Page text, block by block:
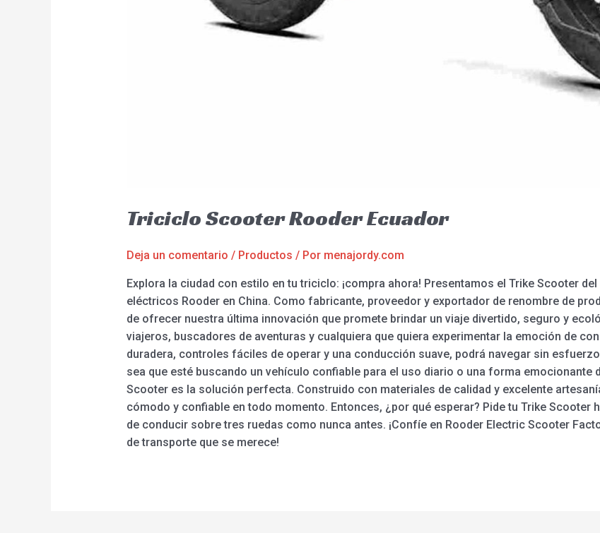
Triciclo Scooter Rooder Ecuador
Deja un comentario / Productos / Por menajordy.com
Explora la ciudad con estilo en tu triciclo: ¡compra ahora! Presentamos el Trike Scooter
eléctricos Rooder en China. Como fabricante, proveedor y exportador de renombre de
de ofrecer nuestra última innovación que promete brindar un viaje divertido, seguro y
viajeros, buscadores de aventuras y cualquiera que quiera experimentar la emoción de
duradera, controles fáciles de operar y una conducción suave, podrá navegar sin
sea que esté buscando un vehículo confiable para el uso diario o una forma emocionante
Scooter es la solución perfecta. Construido con materiales de calidad y excelente
cómodo y confiable en todo momento. Entonces, ¿por qué esperar? Pide tu Trike Scooter
de conducir sobre tres ruedas como nunca antes. ¡Confíe en Rooder Electric Scooter
de transporte que se merece!